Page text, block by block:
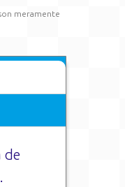
meramente
de